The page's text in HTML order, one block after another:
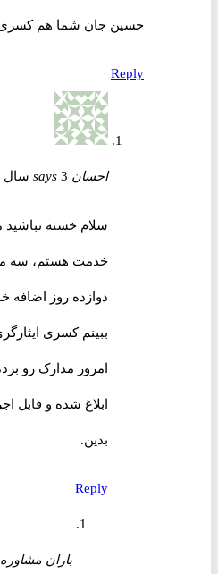
حسین جان شما هم کسری
Reply
احسان says 3 سال ago
سلام خسته نباشید
خدمت هستم، سه ماه
دوازده روز اضافه
ببینم کسری ایثارگری
امروز مدارک رو برده
ابلاغ شده و قابل
بدین.
Reply
باران مشاوره3 سال ago